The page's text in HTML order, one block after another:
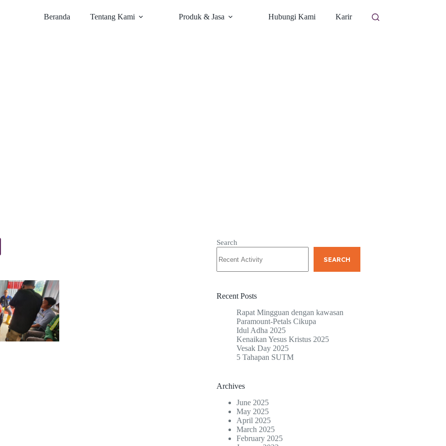
Beranda Tentang Kami Produk & Jasa Hubungi Kami Karir
Search
SEARCH
Recent Posts
Rapat Mingguan dengan kawasan
Paramount-Petals Cikupa
Idul Adha 2025
Kenaikan Yesus Kristus 2025
Vesak Day 2025
5 Tahapan SUTM
Archives
June 2025
May 2025
April 2025
March 2025
February 2025